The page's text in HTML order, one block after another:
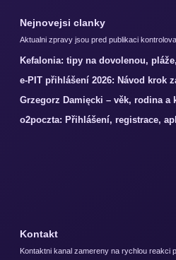
Nejnovejsi clanky
Aktualni zpravy jsou pred publikaci
Kefalonia: tipy na dovolenou,
e-PIT přihlášení 2026: Návod krok
Grzegorz Damięcki – věk, rodina a
o2poczta: Přihlášení, registrace,
Kontakt
Kontaktni kanal zamereny na rychlou reakci